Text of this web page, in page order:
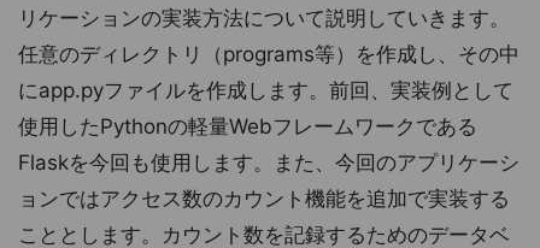
リケーションの実装方法について説明していきます。
任意のディレクトリ（programs等）を作成し、その中
にapp.pyファイルを作成します。前回、実装例として
使用したPythonの軽量Webフレームワークである
Flaskを今回も使用します。また、今回のアプリケーシ
ョンではアクセス数のカウント機能を追加で実装する
こととします。カウント数を記録するためのデータベ